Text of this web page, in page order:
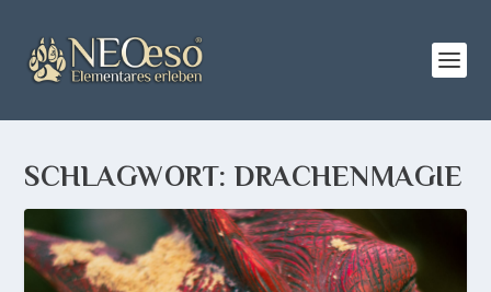
SCHLAGWORT:DRACHENMAGIE